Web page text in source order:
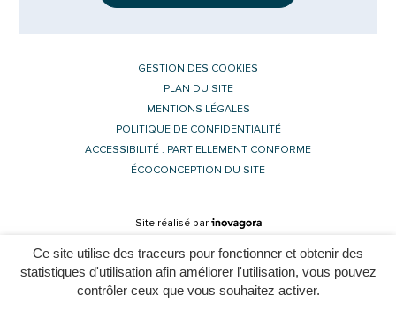
Ce site utilise des traceurs pour fonctionner et obtenir des
statistiques d'utilisation afin améliorer l'utilisation, vous pouvez
contrôler ceux que vous souhaitez activer.
GESTION DES COOKIES
PLAN DU SITE
MENTIONS LÉGALES
POLITIQUE DE CONFIDENTIALITÉ
ACCESSIBILITÉ : PARTIELLEMENT CONFORME
ÉCOCONCEPTION DU SITE
Site réalisé par Inovagora (ouverture dans un nouvel